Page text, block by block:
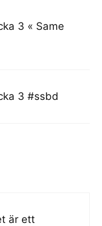
3 « Same
3 #ssbd
är ett